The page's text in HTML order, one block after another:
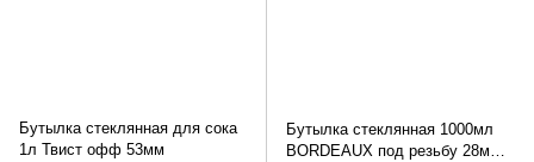
Бутылка стеклянная для сока
1л Твист офф 53мм
Бутылка стеклянная 1000мл
BORDEAUX под резьбу 28мм